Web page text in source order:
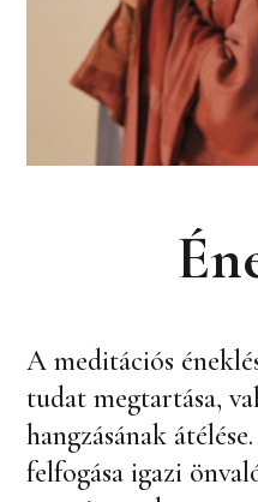
A meditációs
tudat megtartása,
hangzásának
felfogása igazi